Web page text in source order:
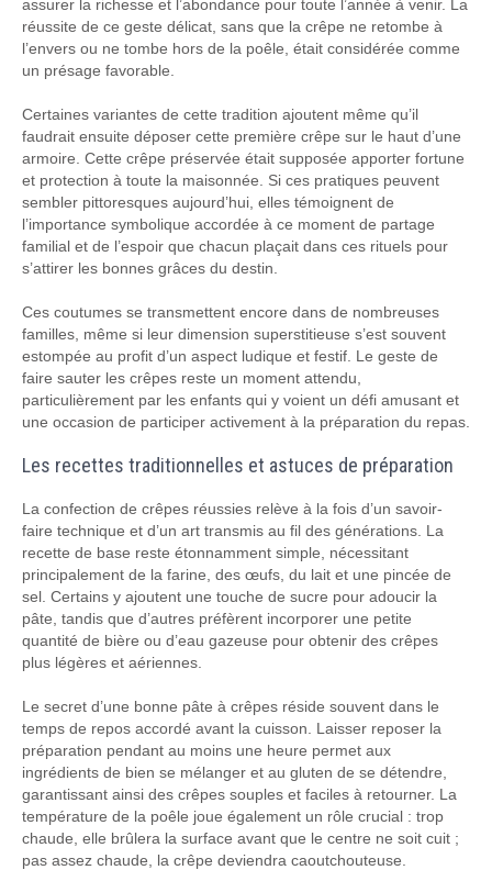
assurer la richesse et l’abondance pour toute l’année à venir. La
réussite de ce geste délicat, sans que la crêpe ne retombe à
l’envers ou ne tombe hors de la poêle, était considérée comme
un présage favorable.
Certaines variantes de cette tradition ajoutent même qu’il
faudrait ensuite déposer cette première crêpe sur le haut d’une
armoire. Cette crêpe préservée était supposée apporter fortune
et protection à toute la maisonnée. Si ces pratiques peuvent
sembler pittoresques aujourd’hui, elles témoignent de
l’importance symbolique accordée à ce moment de partage
familial et de l’espoir que chacun plaçait dans ces rituels pour
s’attirer les bonnes grâces du destin.
Ces coutumes se transmettent encore dans de nombreuses
familles, même si leur dimension superstitieuse s’est souvent
estompée au profit d’un aspect ludique et festif. Le geste de
faire sauter les crêpes reste un moment attendu,
particulièrement par les enfants qui y voient un défi amusant et
une occasion de participer activement à la préparation du repas.
Les recettes traditionnelles et astuces de préparation
La confection de crêpes réussies relève à la fois d’un savoir-
faire technique et d’un art transmis au fil des générations. La
recette de base reste étonnamment simple, nécessitant
principalement de la farine, des œufs, du lait et une pincée de
sel. Certains y ajoutent une touche de sucre pour adoucir la
pâte, tandis que d’autres préfèrent incorporer une petite
quantité de bière ou d’eau gazeuse pour obtenir des crêpes
plus légères et aériennes.
Le secret d’une bonne pâte à crêpes réside souvent dans le
temps de repos accordé avant la cuisson. Laisser reposer la
préparation pendant au moins une heure permet aux
ingrédients de bien se mélanger et au gluten de se détendre,
garantissant ainsi des crêpes souples et faciles à retourner. La
température de la poêle joue également un rôle crucial : trop
chaude, elle brûlera la surface avant que le centre ne soit cuit ;
pas assez chaude, la crêpe deviendra caoutchouteuse.